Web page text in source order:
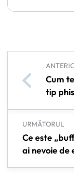
Cum
tip
URMĂTORUL
Ce este
ai nevoie de